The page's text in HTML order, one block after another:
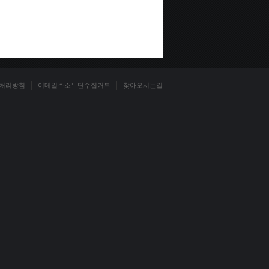
리방침 이메일주소무단수집거부 찾아오시는길